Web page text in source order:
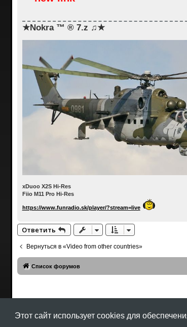
Этот сайт использует cookies для
и
е
★Nokra ™ ® 7.z ♫★
xDuoo X2S Hi-Res
Fiio M11 Pro Hi-Res
https://www.funradio.sk/player/?stream=live
Ответить
Вернуться в «Video from other countries»
Список форумов